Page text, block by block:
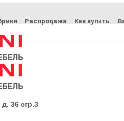
Распродажа Как купить
д. 36 стр.3